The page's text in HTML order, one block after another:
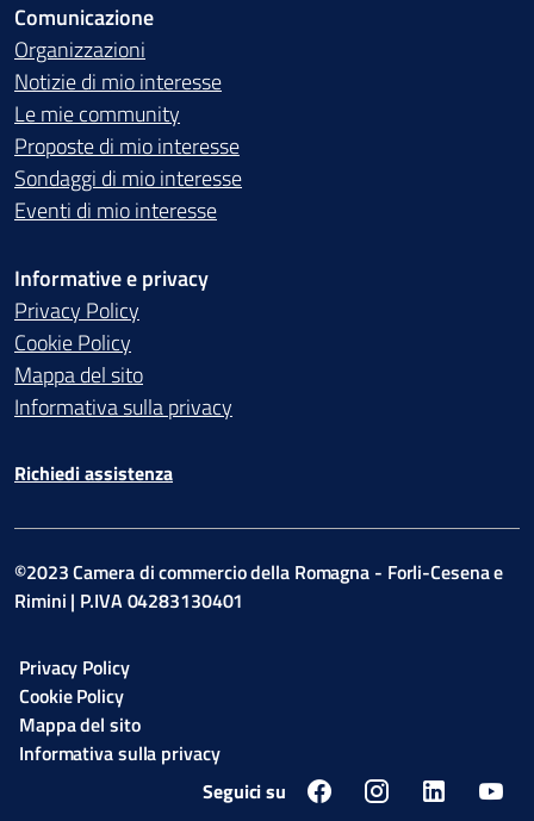
Comunicazione
Organizzazioni
Notizie di mio interesse
Le mie community
Proposte di mio interesse
Sondaggi di mio interesse
Eventi di mio interesse
Informative e privacy
Privacy Policy
Cookie Policy
Mappa del sito
Informativa sulla privacy
Richiedi assistenza
©2023 Camera di commercio della Romagna - Forli-Cesena e
Rimini | P.IVA 04283130401
Privacy Policy
Cookie Policy
Mappa del sito
Informativa sulla privacy
Seguici su